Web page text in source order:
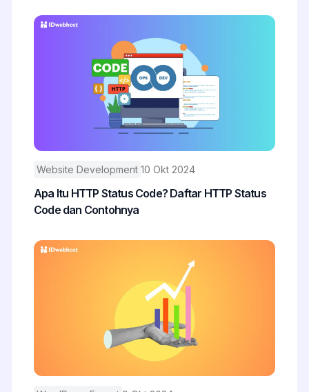
Website Development 10 Okt 2024
Apa Itu HTTP Status Code? Daftar HTTP Status
Code dan Contohnya